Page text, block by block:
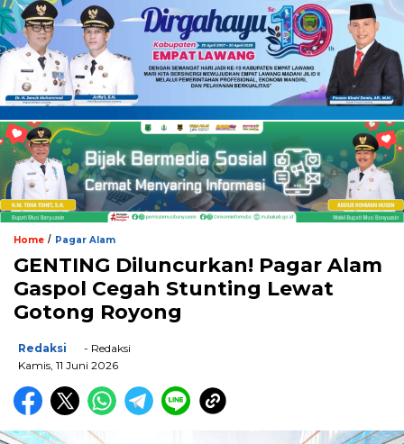
Home / Pagar Alam
GENTING Diluncurkan! Pagar Alam
Gaspol Cegah Stunting Lewat
Gotong Royong
Redaksi
- Redaksi
Kamis, 11 Juni 2026